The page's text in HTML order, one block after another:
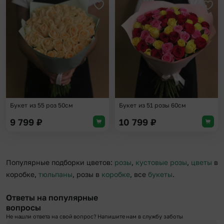
Добавить в избранное
Букет из 55 роз 50см
9 799 ₽
Букет из 51 розы 60см
10 799 ₽
Популярные подборки цветов: розы, кустовые розы, цветы в
коробке, тюльпаны, розы в коробке, все букеты.
Ответы на популярные
вопросы
Не нашли ответа на свой вопрос? Напишите нам в службу заботы